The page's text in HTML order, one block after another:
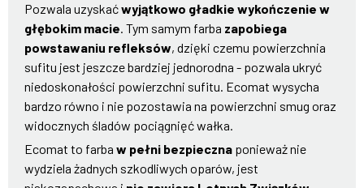
Pozwala uzyskaćwyjątkowo gładkie wykończenie w
głębokim macie. Tym samym farba zapobiega
powstawaniu refleksów, dzięki czemu powierzchnia
sufitu jest jeszcze bardziej jednorodna - pozwala ukryć
niedoskonałości powierzchni sufitu. Ecomat wysycha
bardzo równo i nie pozostawia na powierzchni smug oraz
widocznych śladów pociągnięć wałka.
Ecomat to farba w pełni bezpieczna ponieważ nie
wydziela żadnych szkodliwych oparów, jest